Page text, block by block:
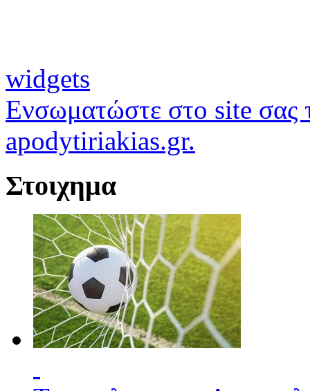
widgets
Ενσωματώστε στο site σας
apodytiriakias.gr.
Στοιχημα